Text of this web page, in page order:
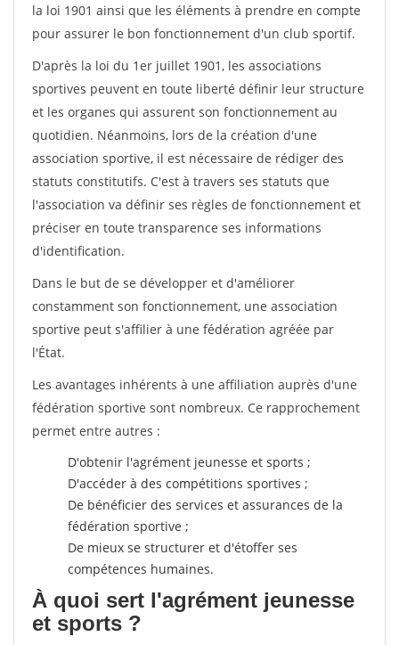
la loi 1901 ainsi que les éléments à prendre en compte
pour assurer le bon fonctionnement d'un club sportif.
D'après la loi du 1er juillet 1901, les associations
sportives peuvent en toute liberté définir leur structure
et les organes qui assurent son fonctionnement au
quotidien. Néanmoins, lors de la création d'une
association sportive, il est nécessaire de rédiger des
statuts constitutifs. C'est à travers ses statuts que
l'association va définir ses règles de fonctionnement et
préciser en toute transparence ses informations
d'identification.
Dans le but de se développer et d'améliorer
constamment son fonctionnement, une association
sportive peut s'affilier à une fédération agréée par
l'État.
Les avantages inhérents à une affiliation auprès d'une
fédération sportive sont nombreux. Ce rapprochement
permet entre autres :
D'obtenir l'agrément jeunesse et sports ;
D'accéder à des compétitions sportives ;
De bénéficier des services et assurances de la
fédération sportive ;
De mieux se structurer et d'étoffer ses
compétences humaines.
À quoi sert l'agrément jeunesse
et sports ?